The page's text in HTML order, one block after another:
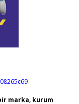
marka, kurum